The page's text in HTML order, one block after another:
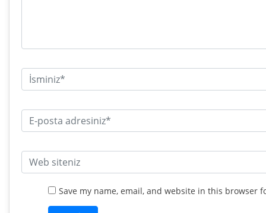
Save my name, email, and website in this browser